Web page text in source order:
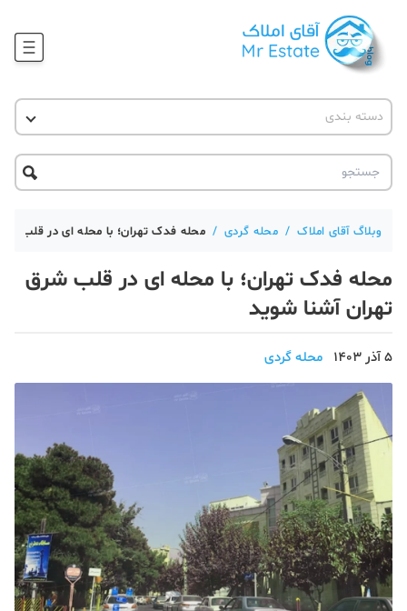
آموزش املاک
حقوقی
آکادمی
دسته بندی
آقای مشاور املاک
آکادمی آقای املاک
آموزش املاک
آموزش پلتفرم آقای املاک
اخبار مسکن
تحلیل مسکن
دکوراسیون
صنعت ساختمان
محله گردی
معماری
ملکی
همایش و نمایشگاه
وبلاگ آقای املاک / محله گردی / محله فدک تهران؛ با محله ای در قلب
محله فدک تهران؛ با محله ای در قلب شرق
تهران آشنا شوید
5 آذر 1403 محله گردی